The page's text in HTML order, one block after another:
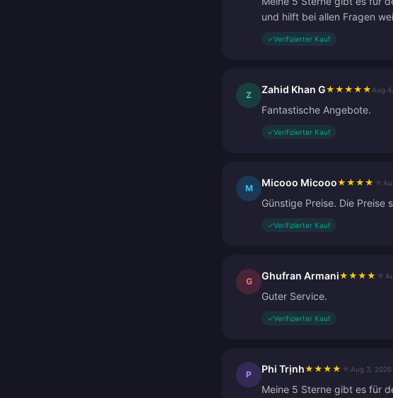
und hilft bei allen Fragen
✓Verifizierter Kauf
Z Zahid Khan G★ ★ ★ ★ ★ Aug
Fantastische Angebote.
✓Verifizierter Kauf
M Micooo Micooo★ ★ ★ ★
Günstige Preise. Die
✓Verifizierter Kauf
G Ghufran Armani★ ★ ★ ★
Guter Service.
✓Verifizierter Kauf
P Phi Trịnh★ ★ ★ ★ Aug 3, 2026
Meine 5 Sterne gibt es für